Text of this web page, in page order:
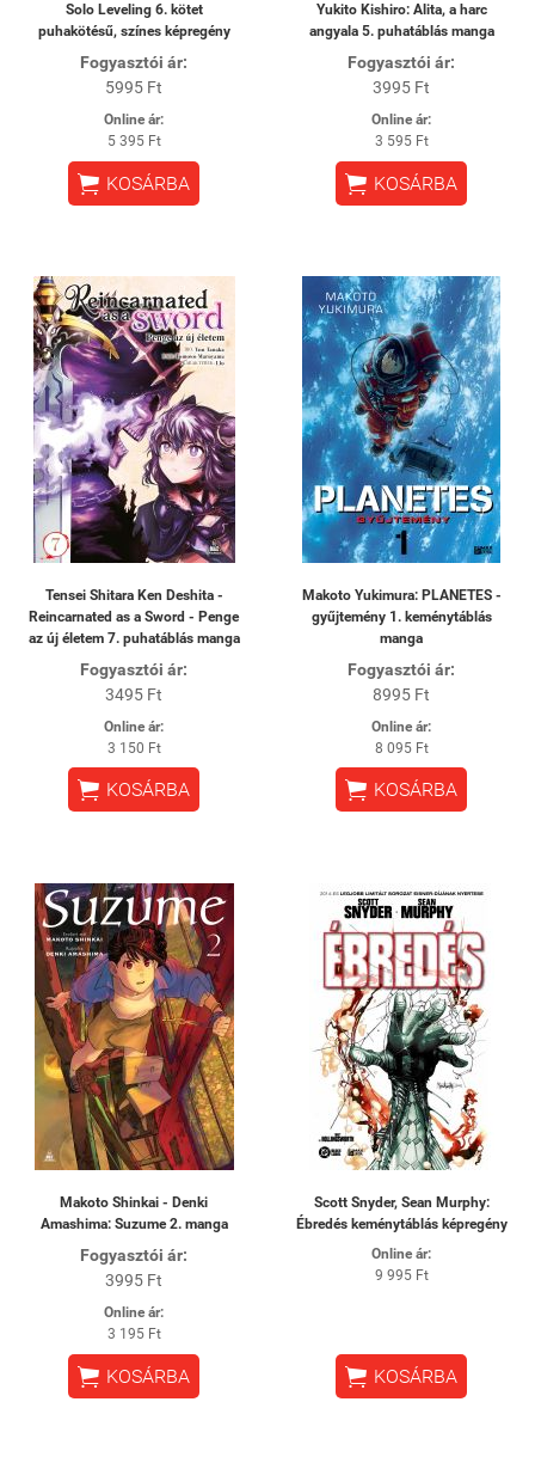
Solo Leveling 6. kötet
puhakötésű, színes képregény
Fogyasztói ár:
5995 Ft
Online ár:
5 395 Ft
 KOSÁRBA
Yukito Kishiro: Alita, a harc
angyala 5. puhatáblás manga
Fogyasztói ár:
3995 Ft
Online ár:
3 595 Ft
 KOSÁRBA
Tensei Shitara Ken Deshita -
Reincarnated as a Sword - Penge
az új életem 7. puhatáblás manga
Fogyasztói ár:
3495 Ft
Online ár:
3 150 Ft
 KOSÁRBA
Makoto Yukimura: PLANETES -
gyűjtemény 1. keménytáblás
manga
Fogyasztói ár:
8995 Ft
Online ár:
8 095 Ft
 KOSÁRBA
Makoto Shinkai - Denki
Amashima: Suzume 2. manga
Fogyasztói ár:
3995 Ft
Online ár:
3 195 Ft
 KOSÁRBA
Scott Snyder, Sean Murphy:
Ébredés keménytáblás képregény
Online ár:
9 995 Ft
 KOSÁRBA